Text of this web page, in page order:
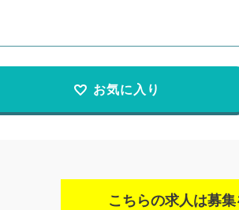
お気に入り
こちらの求人は募集